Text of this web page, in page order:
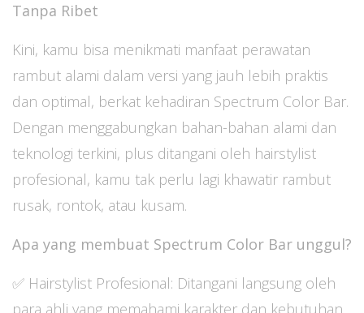
Tanpa Ribet
Kini, kamu bisa menikmati manfaat perawatan
rambut alami dalam versi yang jauh lebih praktis
dan optimal, berkat kehadiran Spectrum Color Bar.
Dengan menggabungkan bahan-bahan alami dan
teknologi terkini, plus ditangani oleh hairstylist
profesional, kamu tak perlu lagi khawatir rambut
rusak, rontok, atau kusam.
Apa yang membuat Spectrum Color Bar unggul?
✅ Hairstylist Profesional: Ditangani langsung oleh
para ahli yang memahami karakter dan kebutuhan